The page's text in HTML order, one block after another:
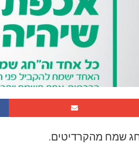
שמח מהקרדיטים.